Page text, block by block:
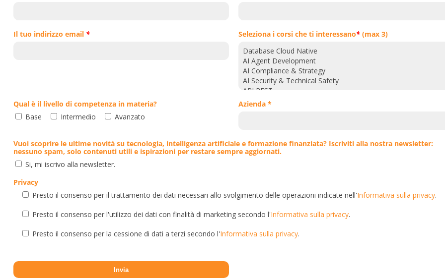
Il tuo indirizzo email * Seleziona i corsi che ti interessano*(max 3)
Qual è il livello di competenza in materia?
Base
Intermedio Avanzato
Azienda *
Vuoi scoprire le ultime novità su tecnologia, intelligenza artificiale e formazione finanziata? Iscriviti alla nostra newsletter:
nessuno spam, solo contenuti utili e ispirazioni per restare sempre aggiornati.
Si, mi iscrivo alla newsletter.
Privacy
Presto il consenso per il trattamento dei dati necessari allo svolgimento delle operazioni indicate nell'Informativa sulla privacy.
Presto il consenso per l'utilizzo dei dati con finalità di marketing secondo l'Informativa sulla privacy.
Presto il consenso per la cessione di dati a terzi secondo l'Informativa sulla privacy.